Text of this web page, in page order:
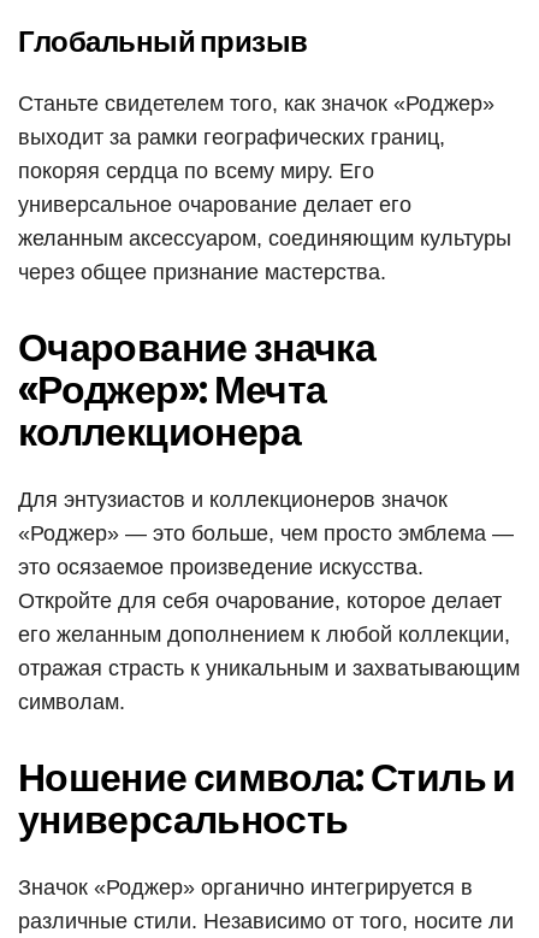
Глобальный призыв
Станьте свидетелем того, как значок «Роджер»
выходит за рамки географических границ,
покоряя сердца по всему миру. Его
универсальное очарование делает его
желанным аксессуаром, соединяющим культуры
через общее признание мастерства.
Очарование значка
«Роджер»: Мечта
коллекционера
Для энтузиастов и коллекционеров значок
«Роджер» — это больше, чем просто эмблема —
это осязаемое произведение искусства.
Откройте для себя очарование, которое делает
его желанным дополнением к любой коллекции,
отражая страсть к уникальным и захватывающим
символам.
Ношение символа: Стиль и
универсальность
Значок «Роджер» органично интегрируется в
различные стили. Независимо от того, носите ли